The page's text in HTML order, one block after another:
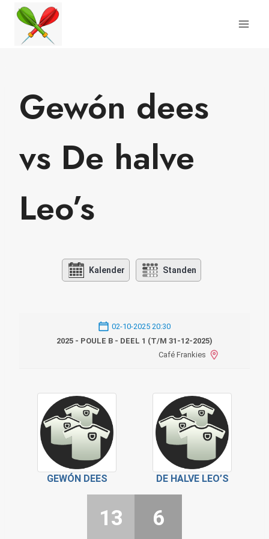
Doorgaan
naar
inhoud
Gewón dees
vs De halve
Leo’s
Kalender Standen
02-10-2025 20:30
2025 - POULE B - DEEL 1 (T/M 31-12-2025)
Café Frankies
GEWÓN DEES DE HALVE LEO’S
13 6